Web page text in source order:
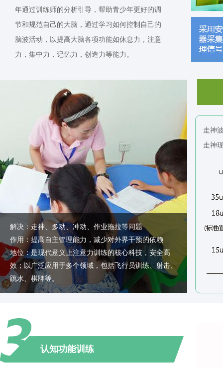
年通过训练师的分析引导，帮助青少年更好的调
节和规范自己的大脑，通过学习如何控制自己的
脑波活动，以提高大脑各项功能如休息力，注意
力，集中力，记忆力，创造力等能力。
解决：走神、多动、冲动、作业拖拉等问题
作用：提高自主管理能力，减少对外界干预的依赖
地位：是现代意义上注意力训练的核心科技，安全高
效；以广泛应用于多个领域，包括飞行员训练、射击、
跳水、棋牌等。
走神
走神
认知功能训练